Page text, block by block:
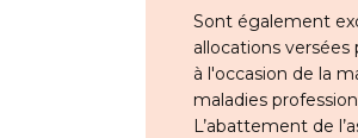
Sont également
allocations
à l'occasion de la
maladies
L’abattement de